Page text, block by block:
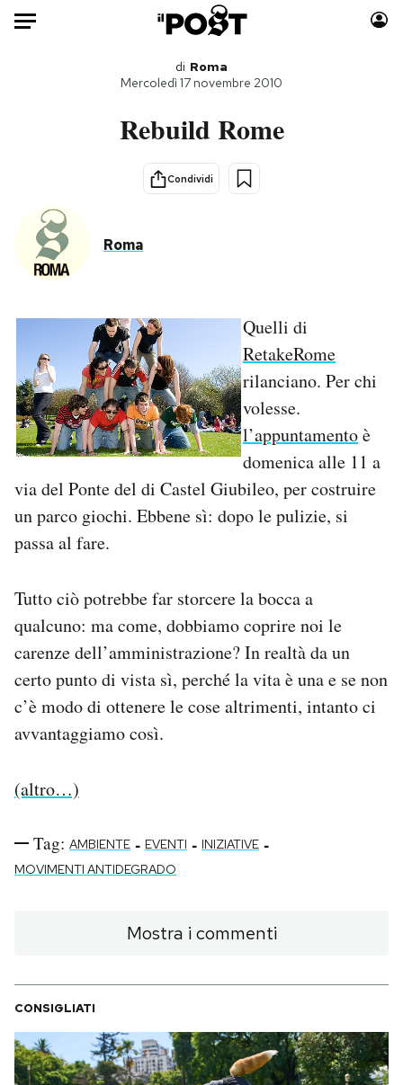
Auto
Tecnologia
Internet
Scienza
Economia
Libri
Altrecose
Mondiali calcio 2026
PODCAST
NEWSLETTER
SHOP
CALENDARIO
AREA PERSONALE
Newsletter
Regala il Post
Hai bisogno di aiuto?
di Roma
Mercoledì 17 novembre 2010
Rebuild Rome
Condividi
Roma
Quelli di
RetakeRome
rilanciano. Per chi
volesse.
l’appuntamentoè
domenica alle 11 a
via del Ponte del di Castel Giubileo, per costruire
un parco giochi. Ebbene sì: dopo le pulizie, si
passa al fare.
Tutto ciò potrebbe far storcere la bocca a
qualcuno: ma come, dobbiamo coprire noi le
carenze dell’amministrazione? In realtà da un
certo punto di vista sì, perché la vita è una e se non
c’è modo di ottenere le cose altrimenti, intanto ci
avvantaggiamo così.
(altro…)
Tag: AMBIENTE - EVENTI - INIZIATIVE -
MOVIMENTI ANTIDEGRADO
Mostra i commenti
CONSIGLIATI